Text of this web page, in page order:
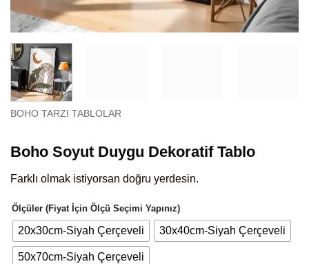
BOHO TARZI TABLOLAR
Boho Soyut Duygu Dekoratif Tablo
Farklı olmak istiyorsan doğru yerdesin.
Ölçüler (Fiyat İçin Ölçü Seçimi Yapınız)
20x30cm-Siyah Çerçeveli 30x40cm-Siyah Çerçeveli
50x70cm-Siyah Çerçeveli